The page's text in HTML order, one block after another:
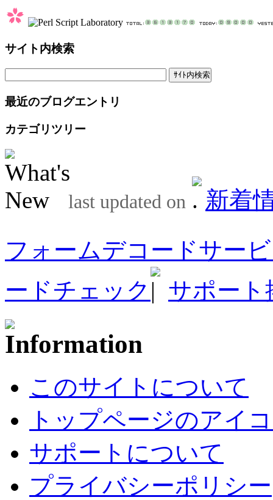
サイト内検索
最近のブログエントリ
カテゴリツリー
last updated on
新着
フォームデコードサー
ードチェック
サポート
このサイトについて
トップページのアイ
サポートについて
プライバシーポリシー